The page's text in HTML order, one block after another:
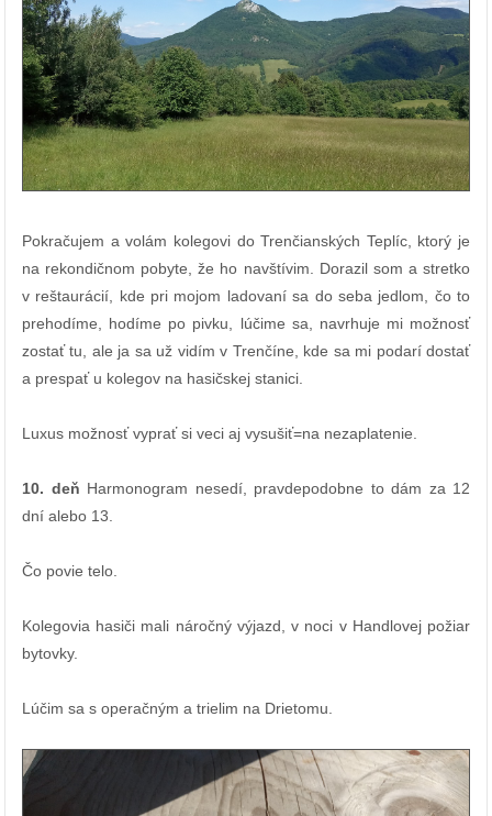
Pokračujem a volám kolegovi do Trenčianských Teplíc, ktorý je
na rekondičnom pobyte, že ho navštívim. Dorazil som a stretko
v reštaurácií, kde pri mojom ladovaní sa do seba jedlom, čo to
prehodíme, hodíme po pivku, lúčime sa, navrhuje mi možnosť
zostať tu, ale ja sa už vidím v Trenčíne, kde sa mi podarí dostať
a prespať u kolegov na hasičskej stanici.
Luxus možnosť vyprať si veci aj vysušiť=na nezaplatenie.
10. deň Harmonogram nesedí, pravdepodobne to dám za 12
dní alebo 13.
Čo povie telo.
Kolegovia hasiči mali náročný výjazd, v noci v Handlovej požiar
bytovky.
Lúčim sa s operačným a trielim na Drietomu.